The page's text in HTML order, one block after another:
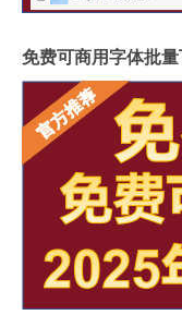
免费可商用字体批